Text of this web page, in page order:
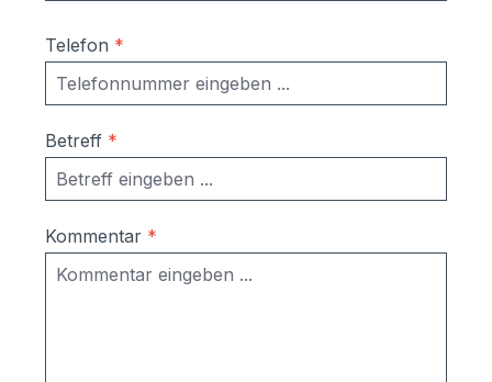
Telefon *
Betreff *
Kommentar *